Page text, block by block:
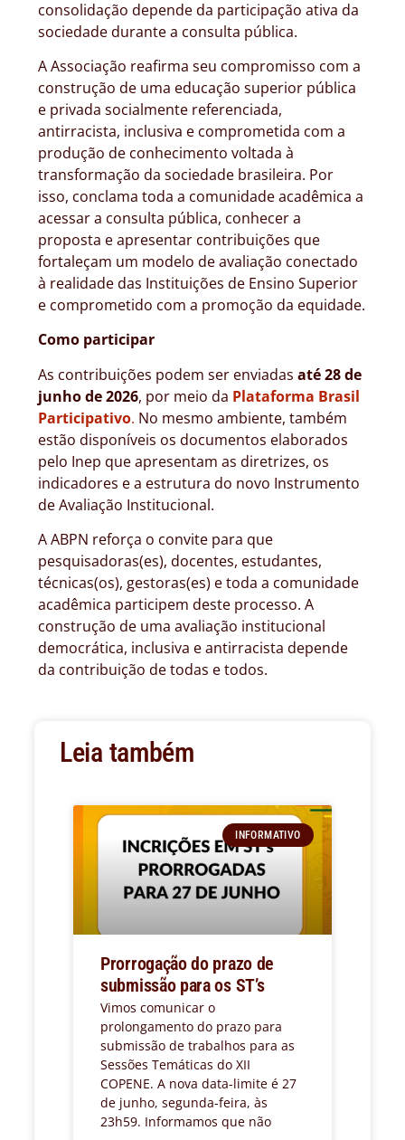
consolidação depende da participação ativa da
sociedade durante a consulta pública.
A Associação reafirma seu compromisso com a
construção de uma educação superior pública
e privada socialmente referenciada,
antirracista, inclusiva e comprometida com a
produção de conhecimento voltada à
transformação da sociedade brasileira. Por
isso, conclama toda a comunidade acadêmica a
acessar a consulta pública, conhecer a
proposta e apresentar contribuições que
fortaleçam um modelo de avaliação conectado
à realidade das Instituições de Ensino Superior
e comprometido com a promoção da equidade.
Como participar
As contribuições podem ser enviadas até 28 de
junho de 2026, por meio da Plataforma Brasil
Participativo. No mesmo ambiente, também
estão disponíveis os documentos elaborados
pelo Inep que apresentam as diretrizes, os
indicadores e a estrutura do novo Instrumento
de Avaliação Institucional.
A ABPN reforça o convite para que
pesquisadoras(es), docentes, estudantes,
técnicas(os), gestoras(es) e toda a comunidade
acadêmica participem deste processo. A
construção de uma avaliação institucional
democrática, inclusiva e antirracista depende
da contribuição de todas e todos.
Leia também
INFORMATIVO
Prorrogação do prazo de
submissão para os ST’s
Vimos comunicar o
prolongamento do prazo para
submissão de trabalhos para as
Sessões Temáticas do XII
COPENE. A nova data-limite é 27
de junho, segunda-feira, às
23h59. Informamos que não